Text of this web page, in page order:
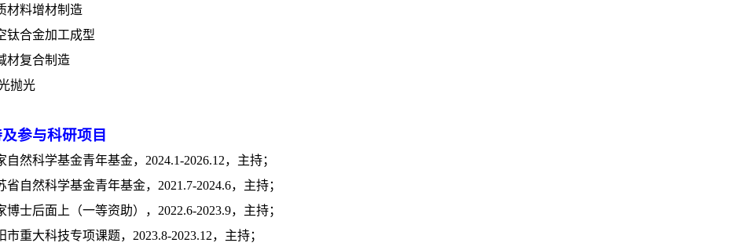
材料增材制造
钛合金加工成型
材复合制造
抛光
参与科研项目
自然科学基金青年基金， 2024.1-2026.12，主持；
省自然科学基金青年基金， 2021.7-2024.6，主持；
博士后面上（一等资助）， 2022.6-2023.9，主持；
市重大科技专项课题， 2023.8-2023.12，主持；